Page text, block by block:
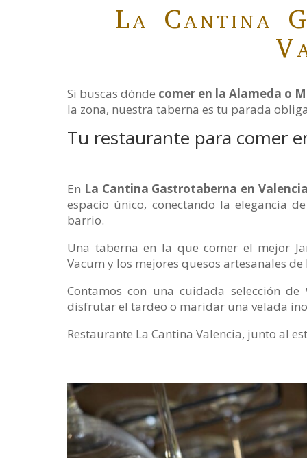
La Cantina
Si buscas dónde comer en la Alameda o
la zona, nuestra taberna es tu parada
Tu restaurante para comer
En La Cantina Gastrotaberna en
espacio único, conectando la elegancia
barrio.
Una taberna en la que comer el mejor
Vacum y los mejores quesos artesanales de
Contamos con una cuidada selección de
disfrutar el tardeo o maridar una velada
Restaurante La Cantina Valencia, junto al